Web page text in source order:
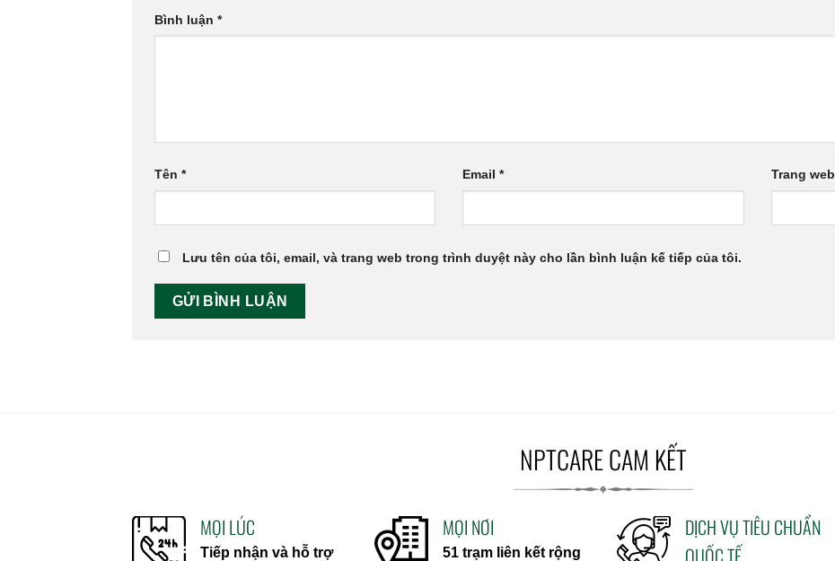
Bình luận *
Tên * Email* Trang web
Lưu tên của tôi, email, và trang web trong trình duyệt này cho lần bình luận kế tiếp của tôi.
NPTCARE CAM KẾT
MỌI LÚC
Tiếp nhận và hỗ trợ
MỌI NƠI
51 trạm liên kết rộng
DỊCH VỤ TIÊU CHUẨN